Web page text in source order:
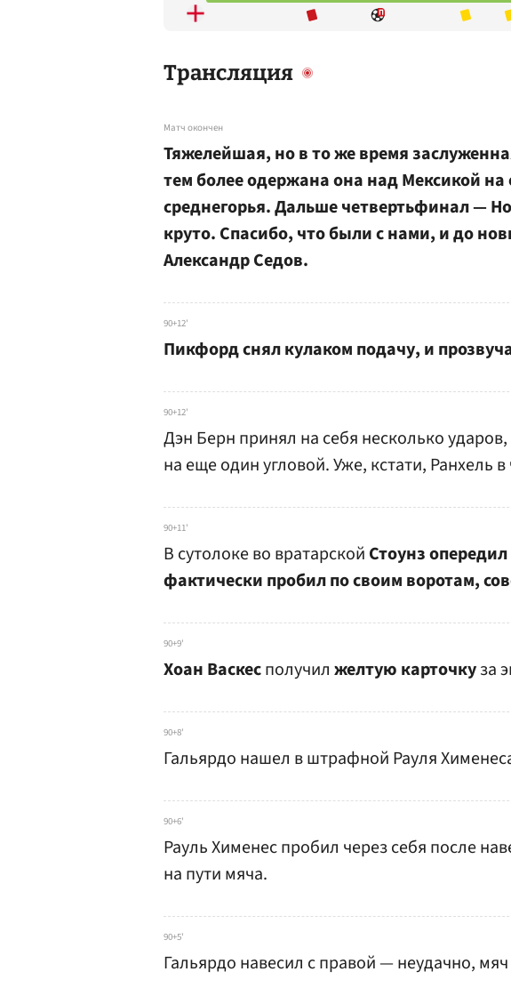
Трансляция
Матч окончен
Тяжелейшая, но в то же время
тем более одержана она над Мексикой на
среднегорья. Дальше четвертьфинал —
круто. Спасибо, что были с нами, и до
Александр Седов.
90+12'
Пикфорд снял кулаком подачу, и
90+12'
Дэн Берн принял на себя несколько ударов,
на еще один угловой. Уже, кстати, Ранхель
90+11'
В сутолоке во вратарской Стоунз
фактически пробил по своим воротам,
90+9'
Хоан Васкесполучил желтую карточкуза
90+8'
Гальярдо нашел в штрафной Рауля
90+6'
Рауль Хименес пробил через себя после
на пути мяча.
90+5'
Гальярдо навесил с правой — неудачно,